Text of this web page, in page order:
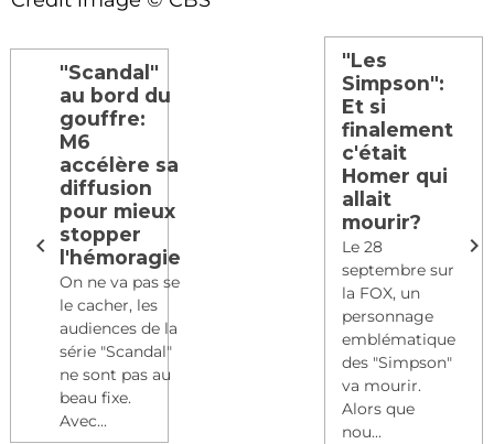
"Scandal"
au bord du
gouffre:
M6
accélère sa
diffusion
pour mieux
stopper
l'hémoragie
On ne va pas se
le cacher, les
audiences de la
série "Scandal"
ne sont pas au
beau fixe.
Avec...
"Les
Simpson":
Et si
finalement
c'était
Homer qui
allait
mourir?
Le 28
septembre sur
la FOX, un
personnage
emblématique
des "Simpson"
va mourir.
Alors que
nou...